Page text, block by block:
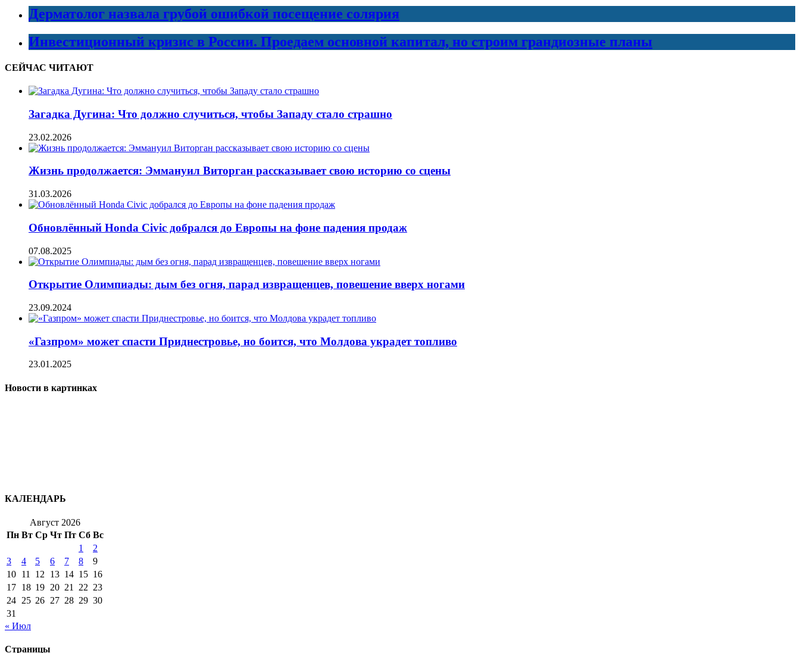
Дерматолог назвала грубой ошибкой посещение солярия
Инвестиционный кризис в России. Проедаем основной капитал, но строим грандиозные планы
СЕЙЧАС ЧИТАЮТ
Загадка Дугина: Что должно случиться, чтобы Западу стало страшно
23.02.2026
Жизнь продолжается: Эммануил Виторган рассказывает свою историю со сцены
31.03.2026
Обновлённый Honda Civic добрался до Европы на фоне падения продаж
07.08.2025
Открытие Олимпиады: дым без огня, парад извращенцев, повешение вверх ногами
23.09.2024
«Газпром» может спасти Приднестровье, но боится, что Молдова украдет топливо
23.01.2025
Новости в картинках
КАЛЕНДАРЬ
Август 2026
Пн Вт Ср Чт Пт Сб Вс
1
2
3
4 5 6 7 8
9
10 11 12 13 14 15 16
17 18 19 20 21 22 23
24 25 26 27 28 29 30
31
« Июл
Страницы